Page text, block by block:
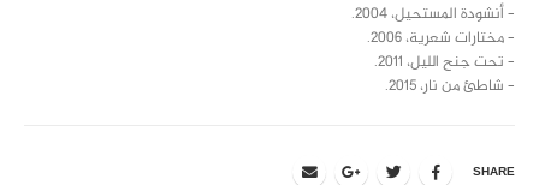
– أنشودة المستحيل، 2004.
– مختارات شعرية، 2006.
– تحت جنح الليل، 2011.
– شاطئ من نار، 2015.
SHARE